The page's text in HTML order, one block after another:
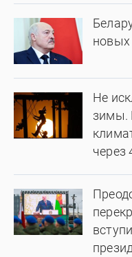
новых
Не
зимы.
через